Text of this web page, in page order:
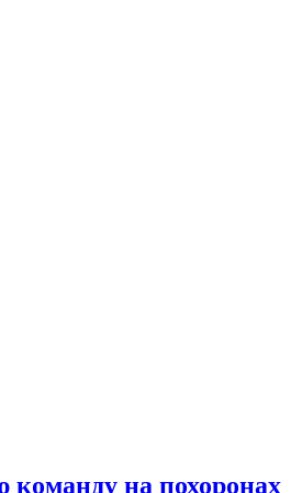
команду на похоронах